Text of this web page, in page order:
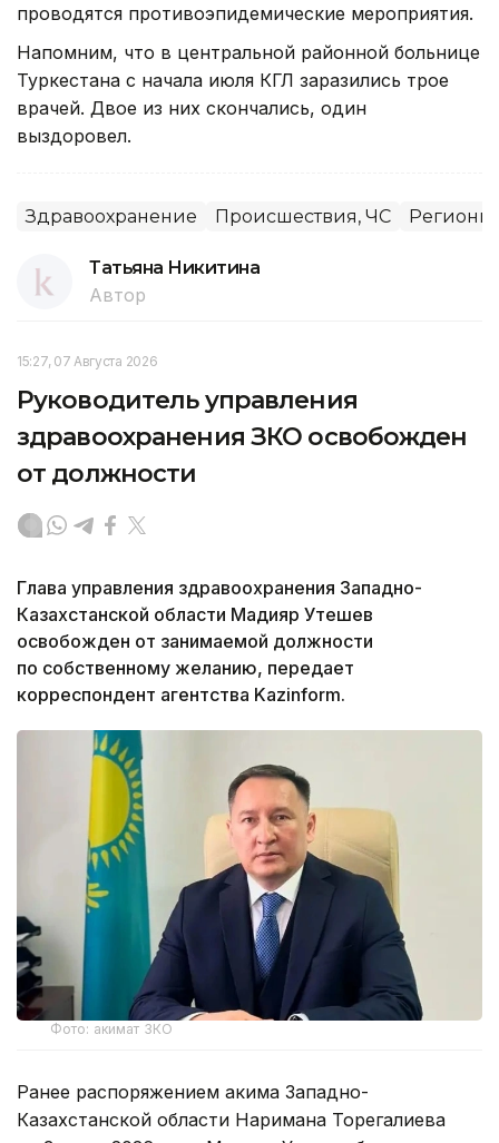
проводятся противоэпидемические мероприятия.
Напомним, что в центральной районной больнице
Туркестана с начала июля КГЛ заразились трое
врачей. Двое из них скончались, один
выздоровел.
Здравоохранение Происшествия, ЧС Регионы
Татьяна Никитина
Автор
15:27, 07 Августа 2026
Руководитель управления
здравоохранения ЗКО освобожден
от должности
Глава управления здравоохранения Западно-
Казахстанской области Мадияр Утешев
освобожден от занимаемой должности
по собственному желанию, передает
корреспондент агентства Kazinform.
Фото: акимат ЗКО
Ранее распоряжением акима Западно-
Казахстанской области Наримана Торегалиева